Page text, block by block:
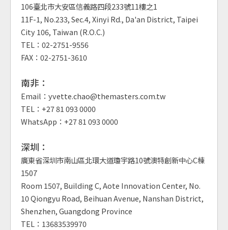
106臺北市大安區信義路四段233號11樓之1
11F-1, No.233, Sec.4, Xinyi Rd., Da'an District, Taipei
City 106, Taiwan (R.O.C.)
TEL：02-2751-9556
FAX：02-2751-3610
南非：
Email：yvette.chao@themasters.com.tw
TEL：+27 81 093 0000
WhatsApp：+27 81 093 0000
深圳：
廣東省深圳市南山區北環大道瓊宇路10號澳特創新中心C棟
1507
Room 1507, Building C, Aote Innovation Center, No.
10 Qiongyu Road, Beihuan Avenue, Nanshan District,
Shenzhen, Guangdong Province
TEL：13683539970